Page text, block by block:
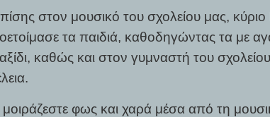
στον μουσικό του σχολείου μας, κύριο
τα παιδιά, καθοδηγώντας τα με
καθώς και στον γυμναστή του
μοιράζεστε φως και χαρά μέσα από τη